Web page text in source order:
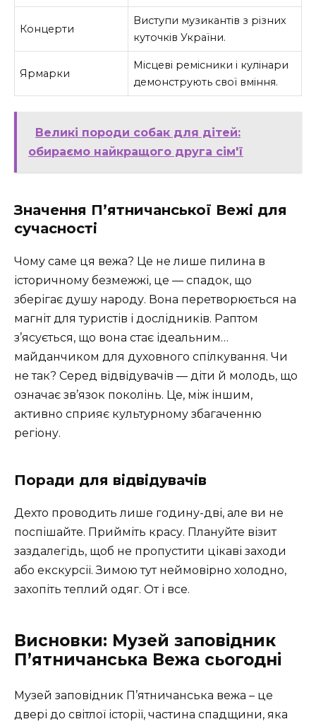
Концерти
Виступи музикантів з різних
куточків України.
Ярмарки
Місцеві ремісники і кулінари
демонструють свої вміння.
Великі породи собак для дітей:
обираємо найкращого друга сім'ї
Значення П’ятничанської Вежі для
сучасності
Чому саме ця вежа? Це не лише пилина в
історичному безмежжі, це — спадок, що
зберігає душу народу. Вона перетворюється на
магніт для туристів і дослідників. Раптом
з’ясується, що вона стає ідеальним…
майданчиком для духовного спілкування. Чи
не так? Серед відвідувачів — діти й молодь, що
означає зв’язок поколінь. Це, між іншим,
активно сприяє культурному збагаченню
регіону.
Поради для відвідувачів
Дехто проводить лише годину-дві, але ви не
поспішайте. Прийміть красу. Плануйте візит
заздалегідь, щоб не пропустити цікаві заходи
або екскурсії. Зимою тут неймовірно холодно,
захопіть теплий одяг. От і все.
Висновки: Музей заповідник
П’ятничанська Вежа сьогодні
Музей заповідник П’ятничанська вежа – це
двері до світлої історії, частина спадщини, яка